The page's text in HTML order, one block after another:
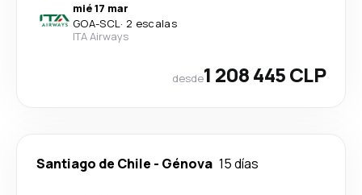
mié 17 mar
GOA-SCL· 2 escalas
ITA Airways
desde1 208 445 CLP
Santiago de Chile - Génova 15 días